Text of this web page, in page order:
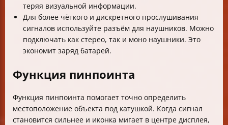
теряя визуальной информации.
Для более чёткого и дискретного прослушивания
сигналов используйте разъём для наушников. Можно
подключать как стерео, так и моно наушники. Это
экономит заряд батарей.
Функция пинпоинта
Функция пинпоинта помогает точно определить
местоположение объекта под катушкой. Когда сигнал
становится сильнее и иконка мигает в центре дисплея,